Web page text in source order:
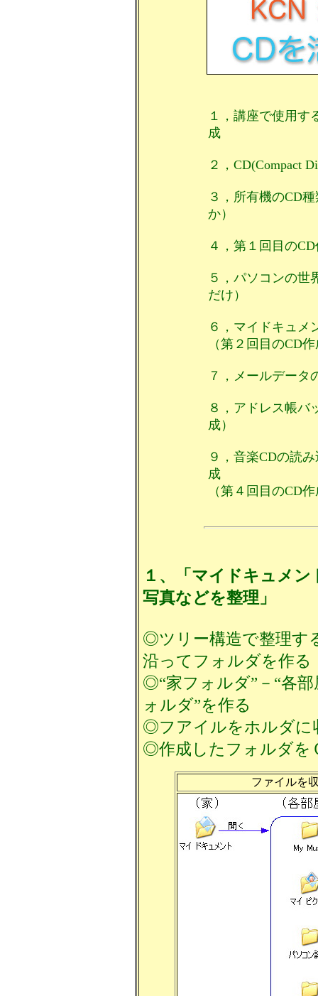
１，講座で使用す
成
２，CD(Compact
３，所有機のCD
か）
４，第１回目の
５，パソコンの世
だけ）
６，マイドキュメ
（第２回目のCD
７，メールデータ
８，アドレス帳バ
成）
９，音楽CDの読
成
（第４回目のCD
１、「マイドキュメ
写真などを整理」
◎ツリー構造で整理す
沿ってフォルダを作る
◎“家フォルダ”－“各
ォルダ”を作る
◎フアイルをホルダに
◎作成したフォルダを
ファイルを